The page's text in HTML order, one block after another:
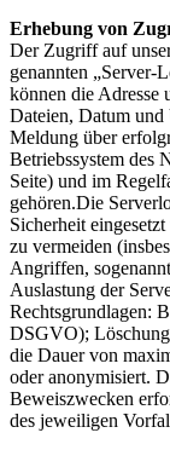
Erhebung von
Der Zugriff auf
genannten
können die Adresse
Dateien, Datum und
Meldung über
Betriebssystem des
Seite) und im
gehören.Die
Sicherheit
zu vermeiden
Angriffen,
Auslastung der
Rechtsgrundlagen:
DSGVO);
die Dauer von
oder anonymisiert.
Beweiszwecken
des jeweiligen